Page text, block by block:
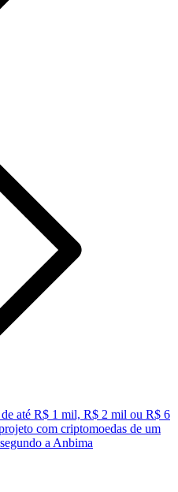
até R$ 1 mil, R$ 2 mil ou R$ 6
com criptomoedas de um
a Anbima